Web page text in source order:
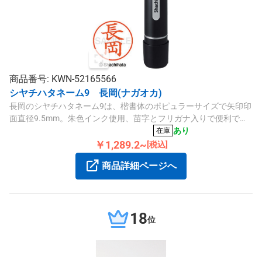
商品番号: KWN-52165566
シヤチハタネーム9 長岡(ナガオカ)
長岡のシヤチハタネーム9は、楷書体のポピュラーサイズで矢印印
面直径9.5mm。朱色インク使用、苗字とフリガナ入りで便利で
在庫 あり
￥1,289.2~[税込]
商品詳細ページへ
18位